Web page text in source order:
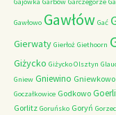
Gawłowo Gawłów Gać
Gierwaty Gierłoż Giethoorn
Giżycko Giżycko Olsztyn
Gniew Gniewino Gniewkowo
Goczałkowice Godkowo
Gorlitz Goruńsko Goryń